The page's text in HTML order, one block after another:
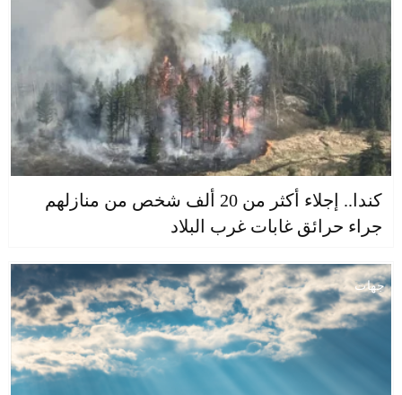
كندا.. إجلاء أكثر من 20 ألف شخص من منازلهم
جراء حرائق غابات غرب البلاد
جهات